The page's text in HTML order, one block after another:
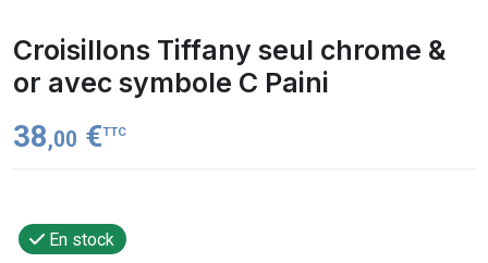
Croisillons Tiffany seul chrome &
or avec symbole C Paini
38,00 €TTC
En stock